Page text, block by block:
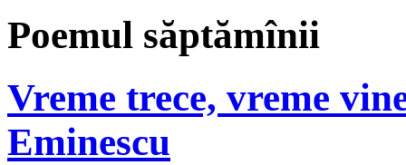
Poemul săptămînii
Vreme trece, vreme
Eminescu